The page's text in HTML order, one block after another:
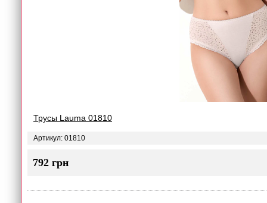
Трусы Lauma 01810
Артикул: 01810
792 грн